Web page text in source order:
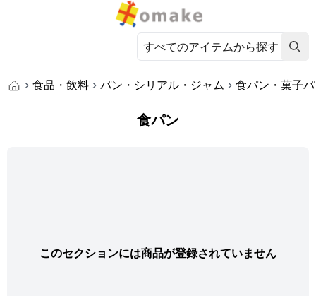
食品・飲料 パン・シリアル・ジャム 食パン・菓子
食パン
このセクションには商品が登録されていません